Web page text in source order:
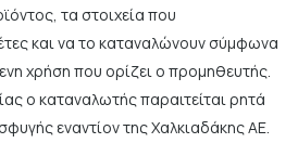
τα στοιχεία που
και να το καταναλώνουν σύμφωνα
χρήση που ορίζει ο προμηθευτής.
ο καταναλωτής παραιτείται ρητά
εναντίον της Χαλκιαδάκης ΑΕ.